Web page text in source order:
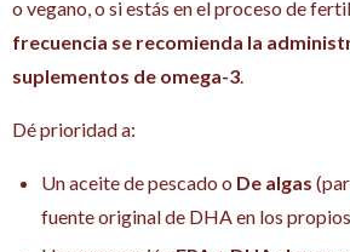
o vegano, o si estás en el proceso de
frecuencia se recomienda la
suplementos de omega-3.
Dé prioridad a:
Un aceite de pescado o De algas
fuente original de DHA en los